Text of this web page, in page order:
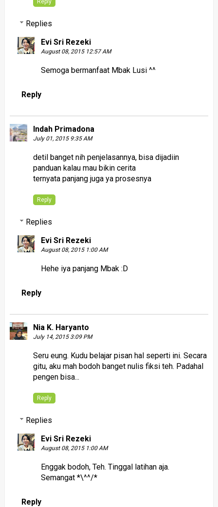
Reply
Replies
Evi Sri Rezeki
August 08, 2015 12:57 AM
Semoga bermanfaat Mbak Lusi ^^
Reply
Indah Primadona
July 01, 2015 9:35 AM
detil banget nih penjelasannya, bisa dijadiin
panduan kalau mau bikin cerita
ternyata panjang juga ya prosesnya
Reply
Replies
Evi Sri Rezeki
August 08, 2015 1:00 AM
Hehe iya panjang Mbak :D
Reply
Nia K. Haryanto
July 14, 2015 3:09 PM
Seru eung. Kudu belajar pisan hal seperti ini. Secara
gitu, aku mah bodoh banget nulis fiksi teh. Padahal
pengen bisa...
Reply
Replies
Evi Sri Rezeki
August 08, 2015 1:00 AM
Enggak bodoh, Teh. Tinggal latihan aja.
Semangat *\^^/*
Reply